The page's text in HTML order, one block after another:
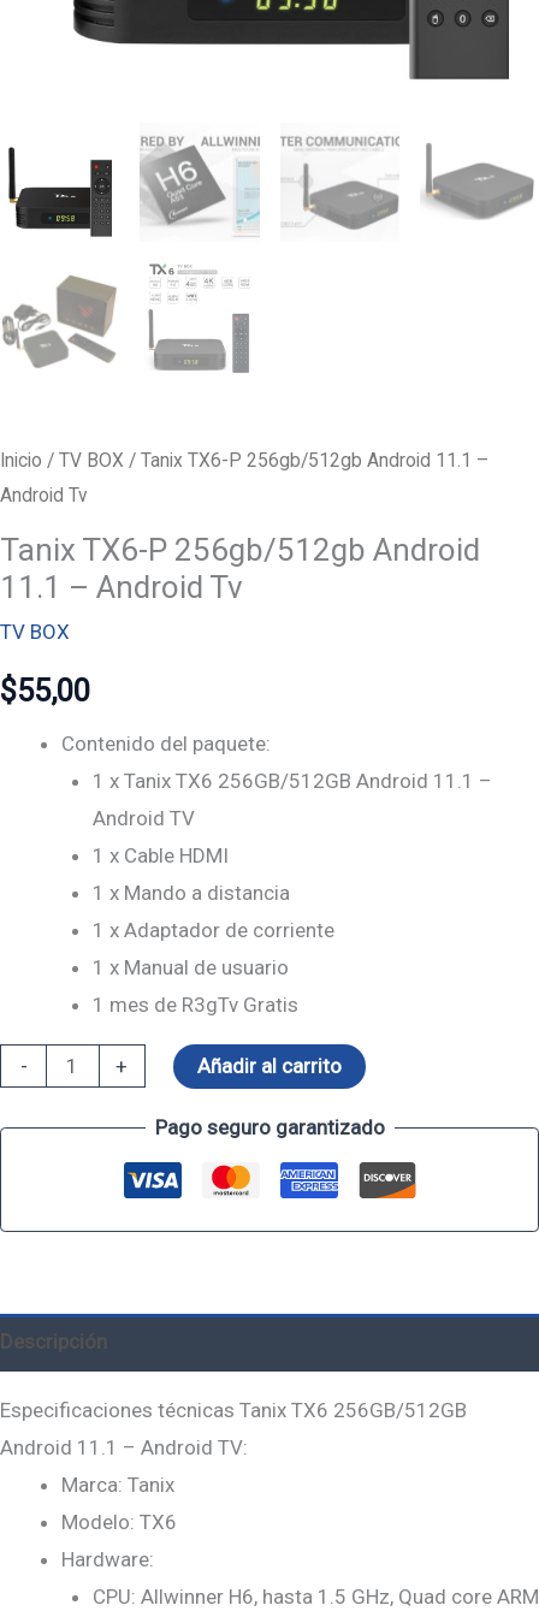
Inicio / TV BOX / Tanix TX6-P 256gb/512gb Android 11.1 –
Android Tv
Tanix TX6-P 256gb/512gb Android
11.1 – Android Tv
TV BOX
$55,00
Contenido del paquete:
1 x Tanix TX6 256GB/512GB Android 11.1 –
Android TV
1 x Cable HDMI
1 x Mando a distancia
1 x Adaptador de corriente
1 x Manual de usuario
1 mes de R3gTv Gratis
- + Añadir al carrito
Pago seguro garantizado
Descripción
Especificaciones técnicas Tanix TX6 256GB/512GB
Android 11.1 – Android TV:
Marca: Tanix
Modelo: TX6
Hardware:
CPU: Allwinner H6, hasta 1.5 GHz, Quad core ARM